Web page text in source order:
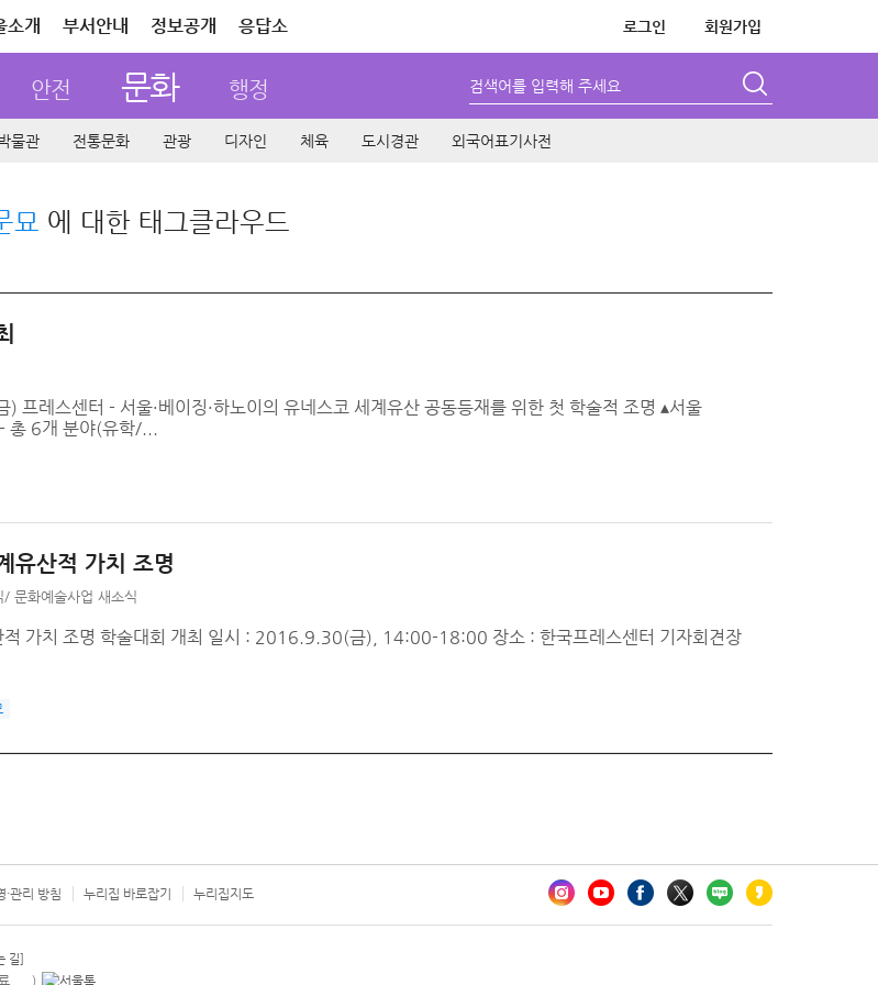
소개 부서안내 정보공개 응답소 로그인 회원가입
안전 문화 행정 검색어를 입력해 주세요
물관 전통문화 관광 디자인 체육 도시경관 외국어표기사전
묘 에 대한 태그클라우드
) 프레스센터 - 서울·베이징·하노이의 유네스코 세계유산 공동등재를 위한 첫 학술적 조명 ▴서울
- 총 6개 분야(유학/...
유산적 가치 조명
/ 문화예술사업 새소식
적 가치 조명 학술대회 개최 일시 : 2016.9.30(금), 14:00-18:00 장소 : 한국프레스센터 기자회견장
·관리 방침 누리집 바로잡기 누리집지도
길]
)